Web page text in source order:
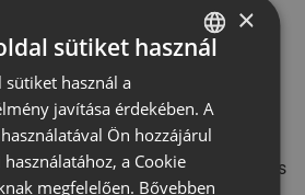
abban rejlik, hogy
internetes tevékenysége
k körültekintő alkalmazása, és
ROMANIAN
×
sütiket használ
sütiket használ a
javítása érdekében. A
Ön hozzájárul
használatához, a Cookie
megfelelően. Bővebben